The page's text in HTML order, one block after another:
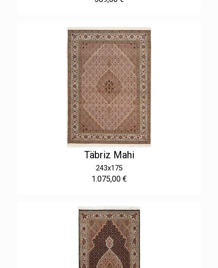
Täbriz Mahi
243x175
1.075,00 €